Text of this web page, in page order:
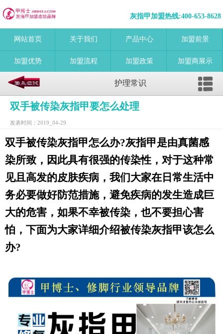
灰指甲加盟热线:400-653-8628
网站首页 关于我们 产品中心 加盟前景
加盟优势 加盟流程 加盟政策 加盟商展示
护理常识
双手被传染灰指甲要怎么处理
发表时间：2019_04-29
双手被传染灰指甲怎么办?灰指甲是由真菌感
染所致，因此具有很强的传染性，对于这种常
见且高发的皮肤疾病，我们大家在日常生活中
务必要做好防范措施，避免疾病的发生造成巨
大的危害，如果不幸被传染，也不要担心害
怕，下面为大家详细介绍被传染灰指甲该怎么
办?